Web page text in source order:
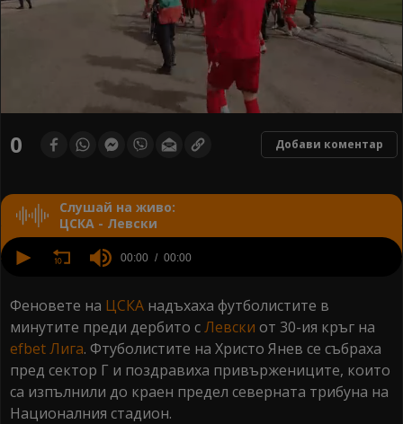
of0 Добави коментар
Слушай на живо:
ЦСКА - Левски
0
seconds
seconds
00:00 00:00
Феновете на ЦСКА надъхаха футболистите в
минутите преди дербито сЛевски от 30-ия кръг на
efbet Лига. Фтуболистите на Христо Янев се събраха
пред сектор Г и поздравиха привържениците, които
са изпълнили до краен предел северната трибуна на
Националния стадион.